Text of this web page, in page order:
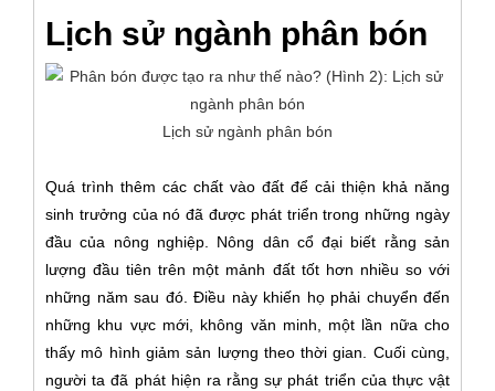
Lịch sử ngành phân bón
Lịch sử ngành phân bón
Quá trình thêm các chất vào đất để cải thiện khả năng
sinh trưởng của nó đã được phát triển trong những ngày
đầu của nông nghiệp. Nông dân cổ đại biết rằng sản
lượng đầu tiên trên một mảnh đất tốt hơn nhiều so với
những năm sau đó. Điều này khiến họ phải chuyển đến
những khu vực mới, không văn minh, một lần nữa cho
thấy mô hình giảm sản lượng theo thời gian. Cuối cùng,
người ta đã phát hiện ra rằng sự phát triển của thực vật